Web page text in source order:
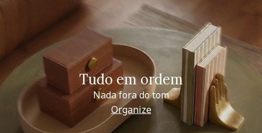
Tudo em ordem
Nada fora do tom
Organize